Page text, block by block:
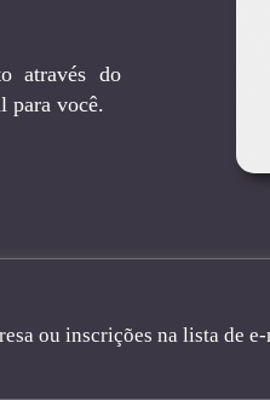
através do
para você.
ou inscrições na lista de